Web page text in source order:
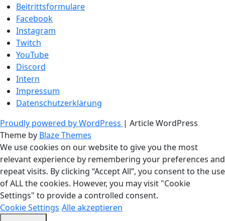
Beitrittsformulare
Facebook
Instagram
Twitch
YouTube
Discord
Intern
Impressum
Datenschutzerklärung
Proudly powered by WordPress | Article WordPress
Theme by Blaze Themes
We use cookies on our website to give you the most
relevant experience by remembering your preferences and
repeat visits. By clicking “Accept All”, you consent to the use
of ALL the cookies. However, you may visit "Cookie
Settings" to provide a controlled consent.
Cookie Settings Alle akzeptieren